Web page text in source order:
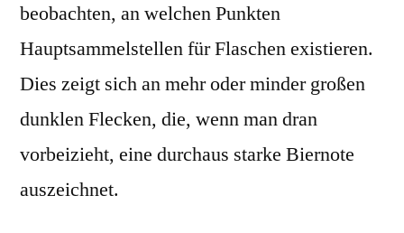
beobachten, an welchen Punkten
Hauptsammelstellen für Flaschen existieren.
Dies zeigt sich an mehr oder minder großen
dunklen Flecken, die, wenn man dran
vorbeizieht, eine durchaus starke Biernote
auszeichnet.